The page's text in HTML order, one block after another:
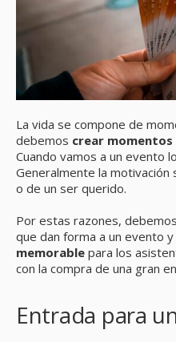
La vida se compone de
debemos crear momentos
Cuando vamos a un evento
Generalmente la
o de un ser querido.
Por estas razones,
que dan forma a un evento y
memorable para los
con la compra de una gran
Entrada para